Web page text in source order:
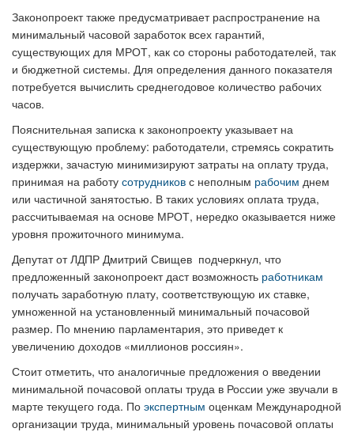
Законопроект также предусматривает распространение на
минимальный часовой заработок всех гарантий,
существующих для МРОТ, как со стороны работодателей, так
и бюджетной системы. Для определения данного показателя
потребуется вычислить среднегодовое количество рабочих
часов.
Пояснительная записка к законопроекту указывает на
существующую проблему: работодатели, стремясь сократить
издержки, зачастую минимизируют затраты на оплату труда,
принимая на работу сотрудников с неполным рабочим днем
или частичной занятостью. В таких условиях оплата труда,
рассчитываемая на основе МРОТ, нередко оказывается ниже
уровня прожиточного минимума.
Депутат от ЛДПР Дмитрий Свищев подчеркнул, что
предложенный законопроект даст возможность работникам
получать заработную плату, соответствующую их ставке,
умноженной на установленный минимальный почасовой
размер. По мнению парламентария, это приведет к
увеличению доходов «миллионов россиян».
Стоит отметить, что аналогичные предложения о введении
минимальной почасовой оплаты труда в России уже звучали в
марте текущего года. По экспертным оценкам Международной
организации труда, минимальный уровень почасовой оплаты